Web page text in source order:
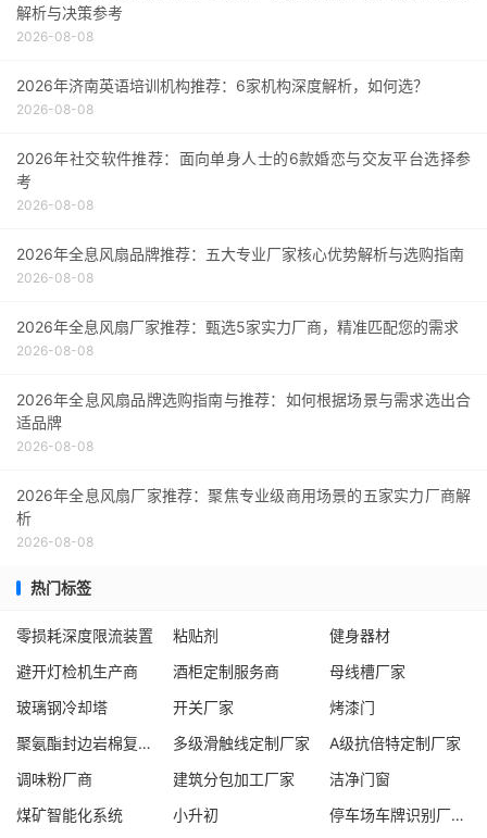
解析与决策参考
2026-08-08
2026年济南英语培训机构推荐：6家机构深度解析，如何选？
2026-08-08
2026年社交软件推荐：面向单身人士的6款婚恋与交友平台选择参
考
2026-08-08
2026年全息风扇品牌推荐：五大专业厂家核心优势解析与选购指南
2026-08-08
2026年全息风扇厂家推荐：甄选5家实力厂商，精准匹配您的需求
2026-08-08
2026年全息风扇品牌选购指南与推荐：如何根据场景与需求选出合
适品牌
2026-08-08
2026年全息风扇厂家推荐：聚焦专业级商用场景的五家实力厂商解
析
2026-08-08
热门标签
零损耗深度限流装置 粘贴剂
健身器材
避开灯检机生产商
酒柜定制服务商
母线槽厂家
玻璃钢冷却塔
开关厂家
烤漆门
聚氨酯封边岩棉复合板厂家
多级滑触线定制厂家
A级抗倍特定制厂家
调味粉厂商
建筑分包加工厂家
洁净门窗
煤矿智能化系统
小升初 停车场车牌识别厂家车牌识别厂家